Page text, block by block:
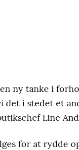
ny tanke i
i stedet et
Line
for at rydde